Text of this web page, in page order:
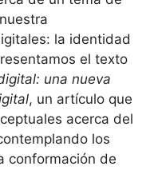
la identidad
el texto
una nueva
, un artículo que
acerca del
los
conformación de